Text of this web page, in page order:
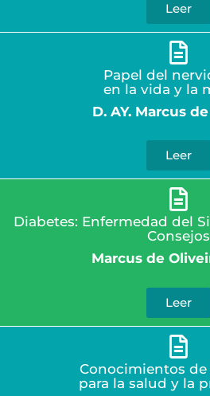
Leer
Papel del
en la vida y la
D. AY. Marcus
Leer
Diabetes: Enfermedad del
Consejos
Marcus de
Leer
Conocimientos de
para la salud y la